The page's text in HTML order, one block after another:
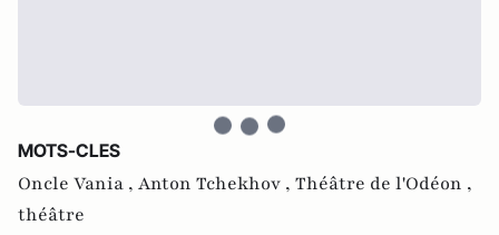
MOTS-CLES
Oncle Vania , Anton Tchekhov , Théâtre de l'Odéon ,
théâtre